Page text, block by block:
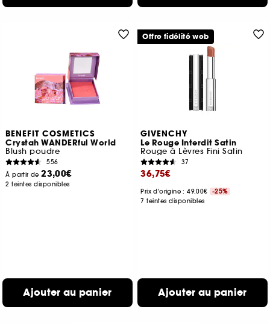
BENEFIT COSMETICS
Crystah WANDERful World
Blush poudre
556
À partir de23,00€
2 teintes disponibles
Ajouter au panier
GIVENCHY
Le Rouge Interdit Satin
Rouge à Lèvres Fini Satin
37
36,75€
Prix d'origine : 49,00€
-25%
7 teintes disponibles
Ajouter au panier
Offre fidélité web